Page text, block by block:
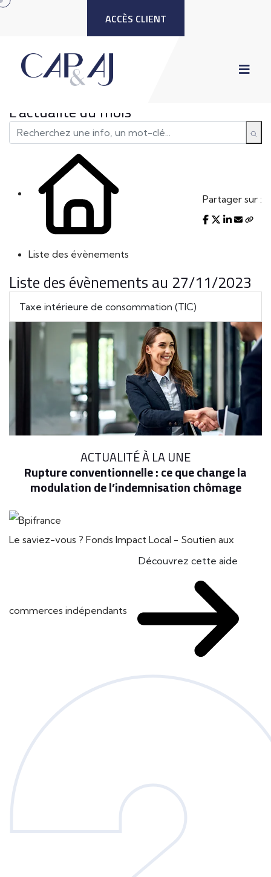
ACCÈS CLIENT
L'actualité du mois
Liste des évènements
Partager sur :
Liste des évènements au 27/11/2023
Taxe intérieure de consommation (TIC)
ACTUALITÉ À LA UNE
Rupture conventionnelle : ce que change la
modulation de l’indemnisation chômage
Le saviez-vous ? Fonds Impact Local - Soutien aux
commerces indépendants
Découvrez cette aide